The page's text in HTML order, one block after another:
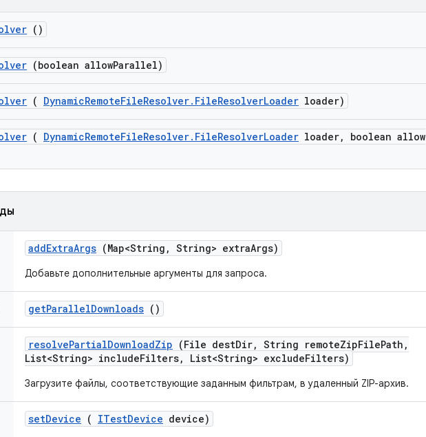
()
(boolean allowParallel)
( DynamicRemoteFileResolver. FileResolverLoader loader)
( DynamicRemoteFileResolver. FileResolverLoader loader,
boolean allow
addExtraArgs (Map<String , String> extraArgs)
Добавьте дополнительные аргументы для запроса.
getParallelDownloads ()
resolvePartialDownloadZip (File destDir, String remoteZipFilePath ,
List<String> includeFilters, List<String> excludeFilters)
Загрузите файлы, соответствующие заданным фильтрам, в удаленный ZIP-архив.
setDevice ( ITestDevice device)